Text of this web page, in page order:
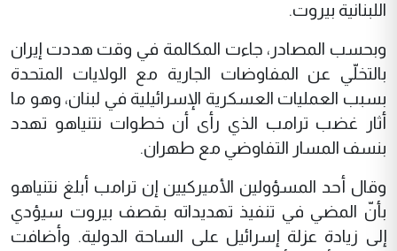
اللبنانية بيروت.
وبحسب المصادر، جاءت المكالمة في وقت هددت إيران
بالتخلّي عن المفاوضات الجارية مع الولايات المتحدة
بسبب العمليات العسكرية الإسرائيلية في لبنان، وهو ما
أثار غضب ترامب الذي رأى أن خطوات نتنياهو تهدد
بنسف المسار التفاوضي مع طهران.
وقال أحد المسؤولين الأميركيين إن ترامب أبلغ نتنياهو
بأنّ المضي في تنفيذ تهديداته بقصف بيروت سيؤدي
إلى زيادة عزلة إسرائيل على الساحة الدولية. وأضافت